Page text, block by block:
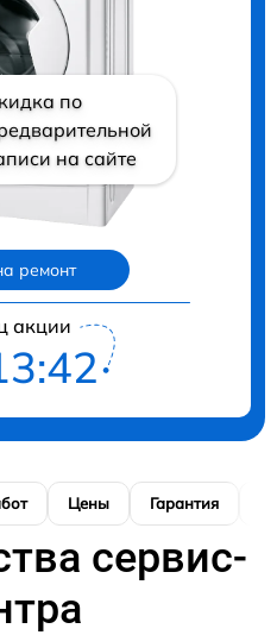
по
на сайте
ремонт
акции
Цены Гарантия
сервис-